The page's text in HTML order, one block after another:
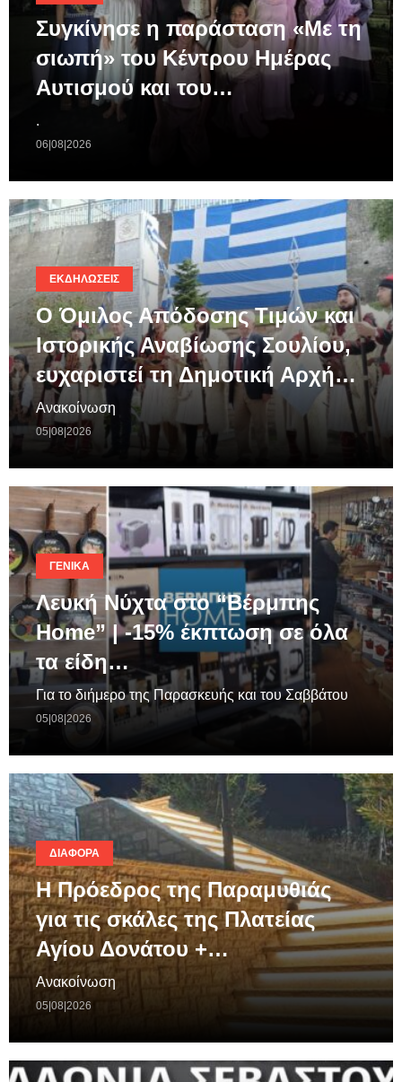
Συγκίνησε η παράσταση «Με τη
σιωπή» του Κέντρου Ημέρας
Αυτισμού και του…
.
06|08|2026
ΕΚΔΗΛΏΣΕΙΣ
Ο Όμιλος Απόδοσης Τιμών και
Ιστορικής Αναβίωσης Σουλίου,
ευχαριστεί τη Δημοτική Αρχή…
Ανακοίνωση
05|08|2026
ΓΕΝΙΚΆ
Λευκή Νύχτα στο “Βέρμπης
Home” | -15% έκπτωση σε όλα
τα είδη…
Για το διήμερο της Παρασκευής και του Σαββάτου
05|08|2026
ΔΙΆΦΟΡΑ
Η Πρόεδρος της Παραμυθιάς
για τις σκάλες της Πλατείας
Αγίου Δονάτου +…
Ανακοίνωση
05|08|2026